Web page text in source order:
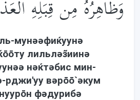
وَظَاهِرُهُ مِن قِبَلِهِ
мунəəфиќуунə
лильлəз̃иинə
нəќтəбис мин-
рджи'уу вəрōō`əкум
фəдурибə